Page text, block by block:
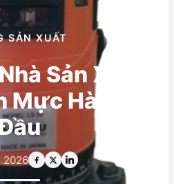
SẢN XUẤT
Sản Xuất
Mực Hàng
2026